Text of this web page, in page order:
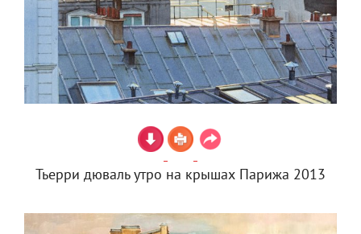
Тьерри дюваль утро на крышах Парижа 2013